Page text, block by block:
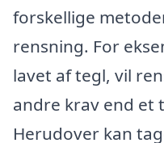
forskellige
rensning. For
lavet af tegl, vil
andre krav end et
Herudover kan